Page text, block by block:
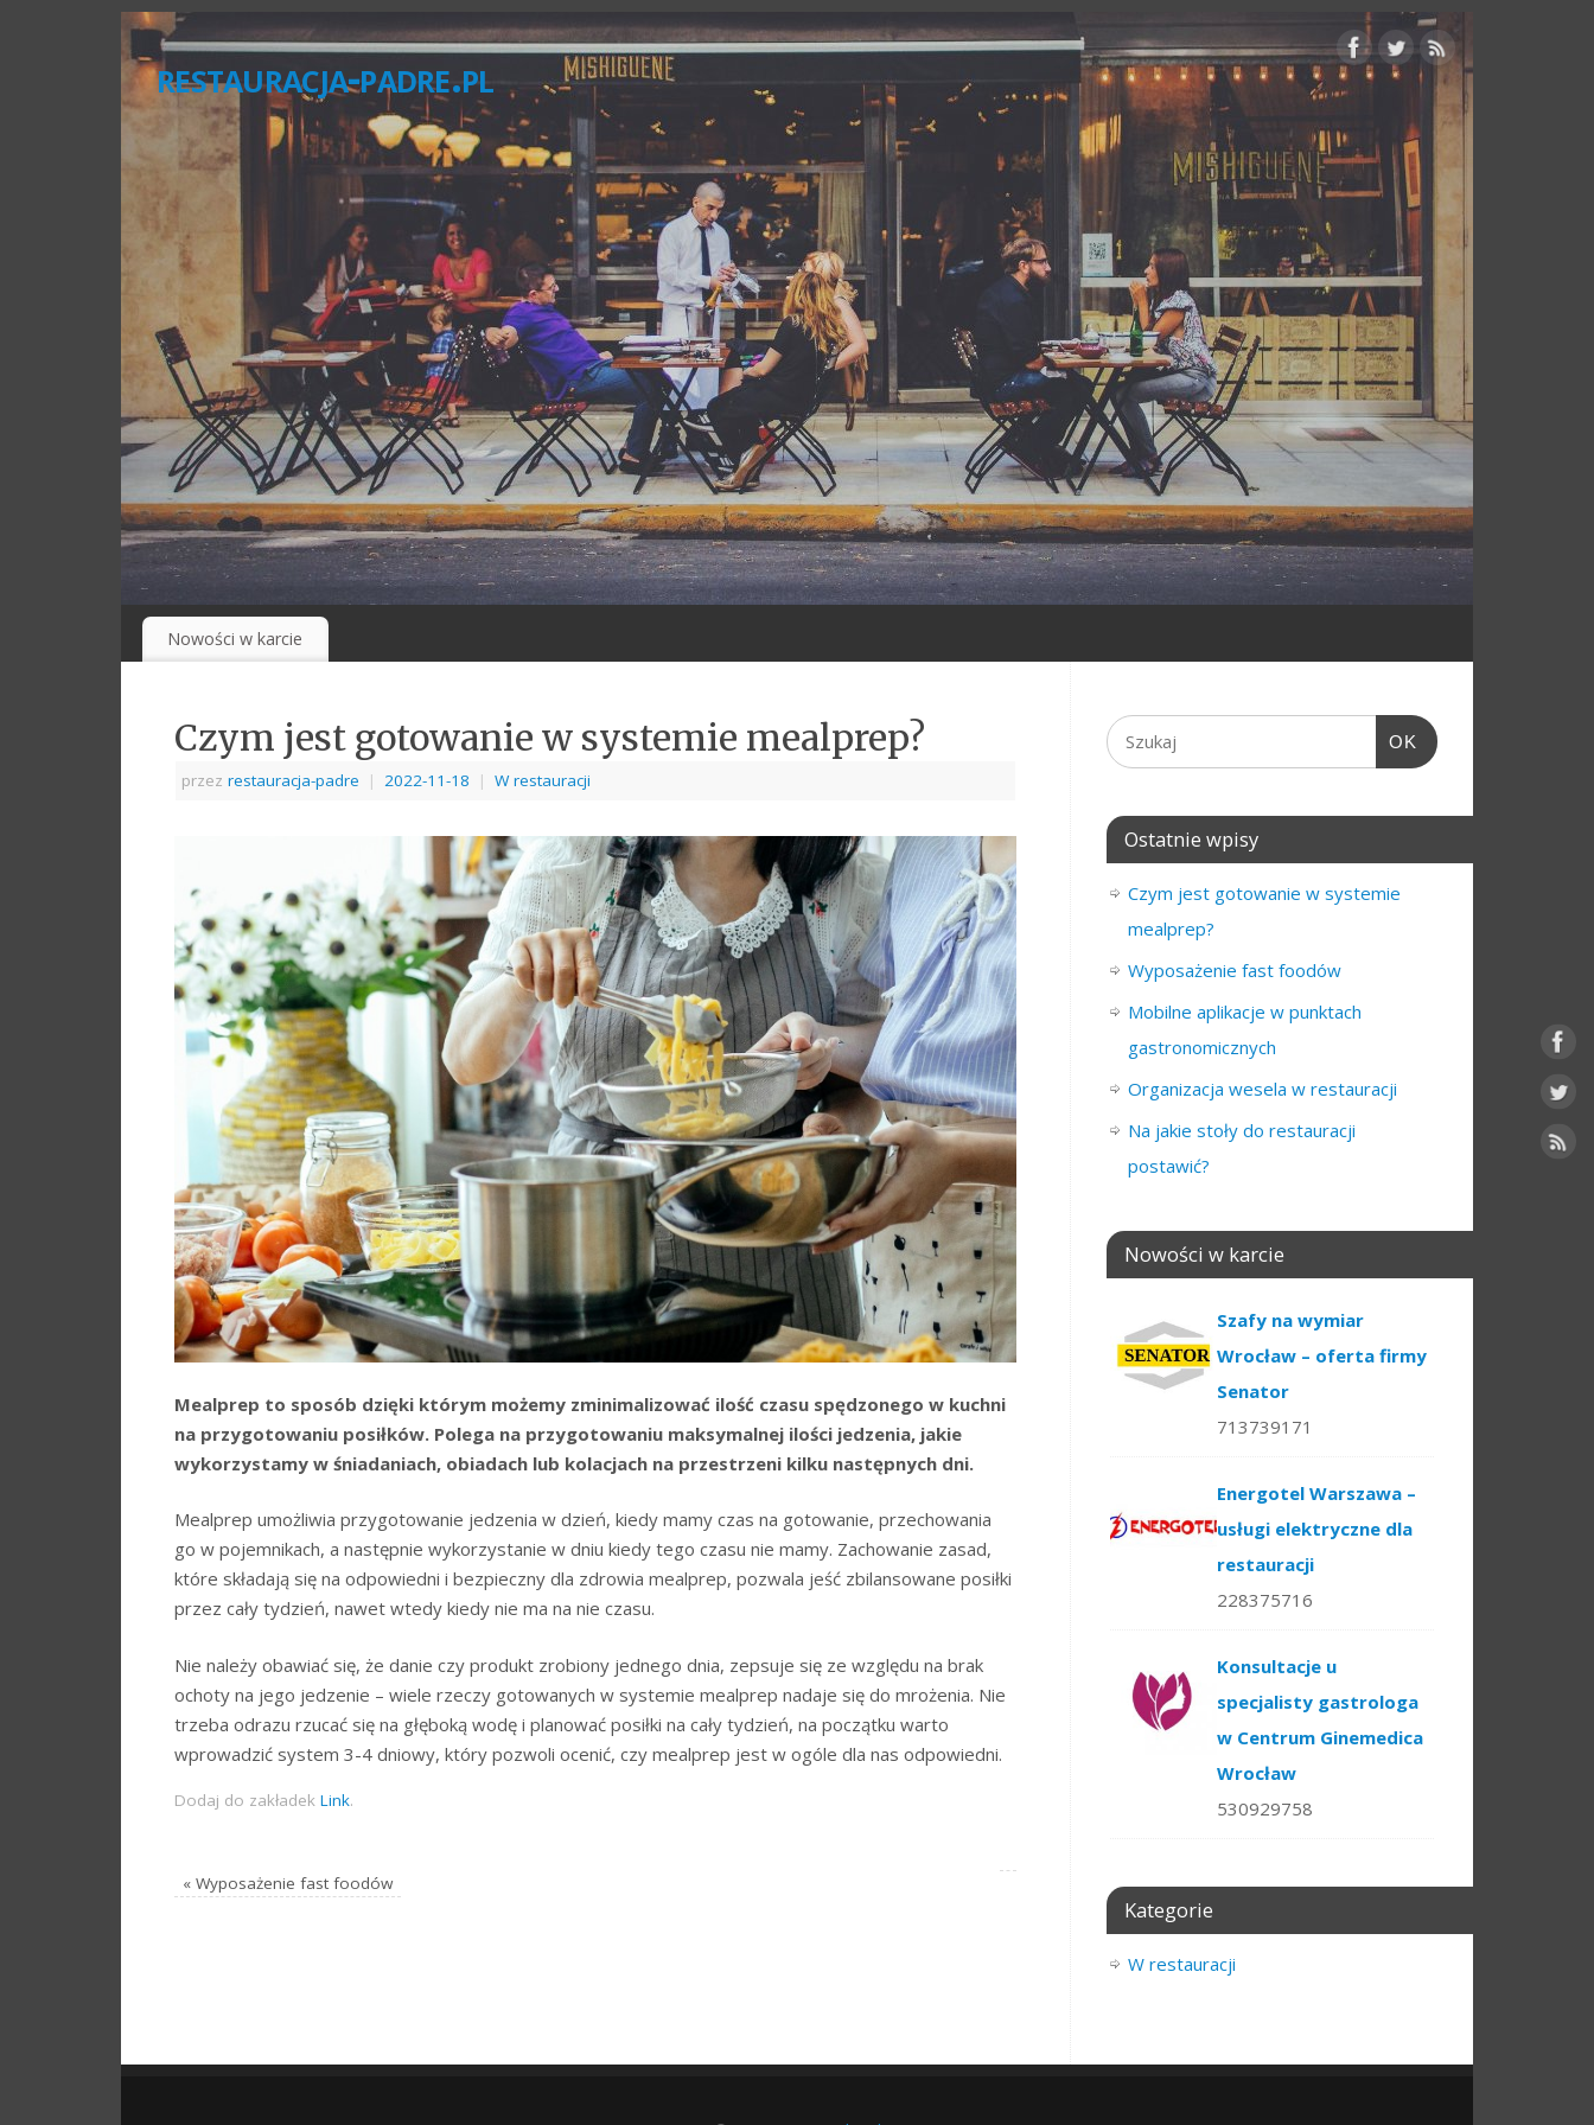
restauracja-padre.pl
Nowości w karcie
Czym jest gotowanie w systemie mealprep?
przez restauracja-padre | 2022-11-18 | W restauracji
Mealprep to sposób dzięki którym możemy zminimalizować ilość czasu spędzonego w kuchni
na przygotowaniu posiłków. Polega na przygotowaniu maksymalnej ilości jedzenia, jakie
wykorzystamy w śniadaniach, obiadach lub kolacjach na przestrzeni kilku następnych dni.
Mealprep umożliwia przygotowanie jedzenia w dzień, kiedy mamy czas na gotowanie, przechowania
go w pojemnikach, a następnie wykorzystanie w dniu kiedy tego czasu nie mamy. Zachowanie zasad,
które składają się na odpowiedni i bezpieczny dla zdrowia mealprep, pozwala jeść zbilansowane posiłki
przez cały tydzień, nawet wtedy kiedy nie ma na nie czasu.
Nie należy obawiać się, że danie czy produkt zrobiony jednego dnia, zepsuje się ze względu na brak
ochoty na jego jedzenie – wiele rzeczy gotowanych w systemie mealprep nadaje się do mrożenia. Nie
trzeba odrazu rzucać się na głęboką wodę i planować posiłki na cały tydzień, na początku warto
wprowadzić system 3-4 dniowy, który pozwoli ocenić, czy mealprep jest w ogóle dla nas odpowiedni.
Dodaj do zakładek Link.
« Wyposażenie fast foodów
OK
Ostatnie wpisy
Czym jest gotowanie w systemie
mealprep?
Wyposażenie fast foodów
Mobilne aplikacje w punktach
gastronomicznych
Organizacja wesela w restauracji
Na jakie stoły do restauracji
postawić?
Nowości w karcie
Szafy na wymiar
Wrocław – oferta firmy
Senator
713739171
Energotel Warszawa –
usługi elektryczne dla
restauracji
228375716
Konsultacje u
specjalisty gastrologa
w Centrum Ginemedica
Wrocław
530929758
Kategorie
W restauracji